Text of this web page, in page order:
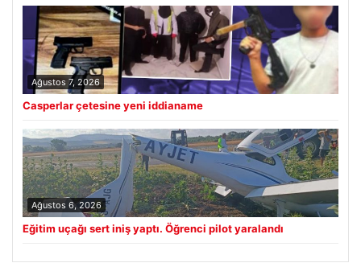
Ağustos 7, 2026
Casperlar çetesine yeni iddianame
Ağustos 6, 2026
Eğitim uçağı sert iniş yaptı. Öğrenci pilot yaralandı